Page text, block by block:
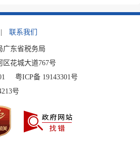
联系我们
广东省税务局
花城大道767号
粤ICP备 19143301号
号